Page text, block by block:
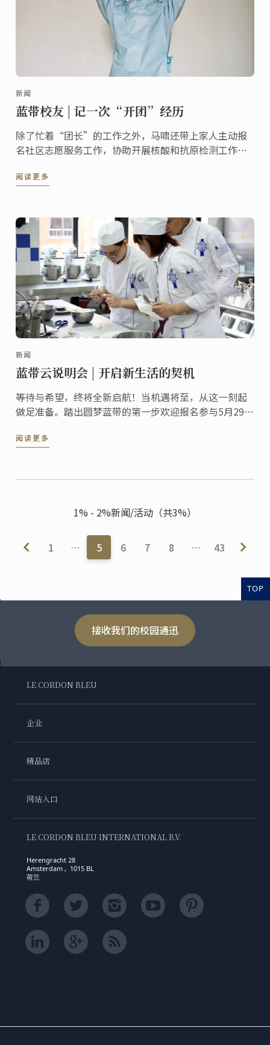
新闻
蓝带校友 | 记一次“开团”经历
除了忙着“团长”的工作之外，马啸还带上家人主动报
名社区志愿服务工作，协助开展核酸和抗原检测工作，
下，自己也会努力将每一份志愿工作做细致，做到实
阅读更多
新闻
蓝带云说明会 | 开启新生活的契机
等待与希望，终将全新启航！当机遇将至，从这一刻起
做足准备。踏出圆梦蓝带的第一步欢迎报名参与5月29日
阅读更多
1% - 2%新闻/活动（共3%）
1 … 5 6 7 8 … 43
TOP
接收我们的校园通迅
LE CORDON BLEU
企业
精品店
网站入口
LE CORDON BLEU INTERNATIONAL B.V.
Herengracht 28
Amsterdam , 1015 BL
荷兰